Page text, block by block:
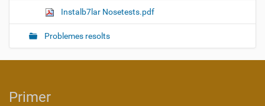
Instalb7lar Nosetests.pdf
Problemes resolts
Primer